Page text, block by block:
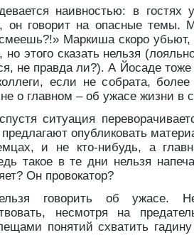
наивностью: в
он говорит на опасные темы.
Маркиша скоро убьют,
этого сказать нельзя
не правда ли?). А Йосаде
если не собрата,
о главном – об ужасе жизни в
ситуация
опубликовать
и не кто-нибудь, а
такое в те дни нельзя
Он провокатор?
говорить об ужасе.
несмотря на
понятий схватить